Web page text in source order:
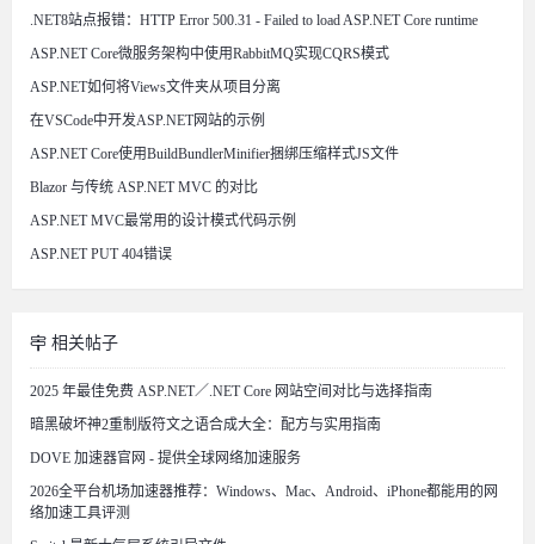
.NET8站点报错：HTTP Error 500.31 - Failed to load ASP.NET Core runtime
ASP.NET Core微服务架构中使用RabbitMQ实现CQRS模式
ASP.NET如何将Views文件夹从项目分离
在VSCode中开发ASP.NET网站的示例
ASP.NET Core使用BuildBundlerMinifier捆绑压缩样式JS文件
Blazor 与传统 ASP.NET MVC 的对比
ASP.NET MVC最常用的设计模式代码示例
ASP.NET PUT 404错误
相关帖子
2025 年最佳免费 ASP.NET／.NET Core 网站空间对比与选择指南
暗黑破坏神2重制版符文之语合成大全：配方与实用指南
DOVE 加速器官网 - 提供全球网络加速服务
2026全平台机场加速器推荐：Windows、Mac、Android、iPhone都能用的网
络加速工具评测